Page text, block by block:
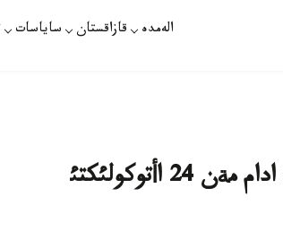
الەمدە قازاقستان ساياسات
الماتئ وبلئسئندا قذتقارؤشئلار قار قذرساؤئنان 268 ادام مةن 24 اأتوكولئكتئ